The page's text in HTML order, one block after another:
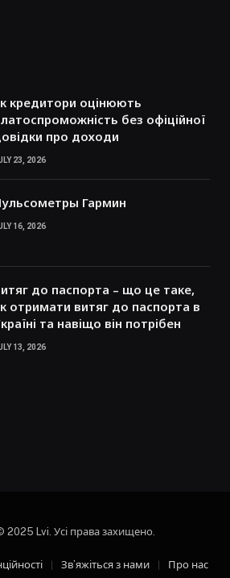
кредитори оцінюють
без офіційної
про доходи
23, 2026
Гармин
16, 2026
до паспорта – що це таке,
отримати витяг до паспорта в
та навіщо він потрібен
13, 2026
Lvi. Усі права захищено.
Зв’яжіться з нами Про нас